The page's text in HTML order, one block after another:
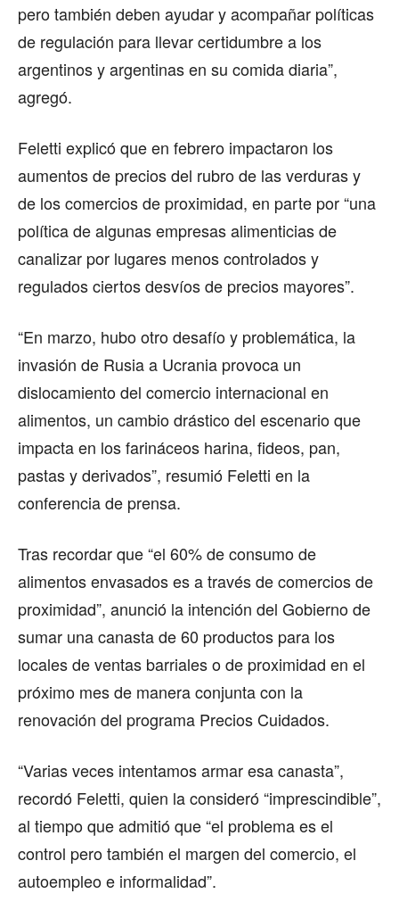
pero también deben ayudar y acompañar políticas
de regulación para llevar certidumbre a los
argentinos y argentinas en su comida diaria”,
agregó.
Feletti explicó que en febrero impactaron los
aumentos de precios del rubro de las verduras y
de los comercios de proximidad, en parte por “una
política de algunas empresas alimenticias de
canalizar por lugares menos controlados y
regulados ciertos desvíos de precios mayores”.
“En marzo, hubo otro desafío y problemática, la
invasión de Rusia a Ucrania provoca un
dislocamiento del comercio internacional en
alimentos, un cambio drástico del escenario que
impacta en los farináceos harina, fideos, pan,
pastas y derivados”, resumió Feletti en la
conferencia de prensa.
Tras recordar que “el 60% de consumo de
alimentos envasados es a través de comercios de
proximidad”, anunció la intención del Gobierno de
sumar una canasta de 60 productos para los
locales de ventas barriales o de proximidad en el
próximo mes de manera conjunta con la
renovación del programa Precios Cuidados.
“Varias veces intentamos armar esa canasta”,
recordó Feletti, quien la consideró “imprescindible”,
al tiempo que admitió que “el problema es el
control pero también el margen del comercio, el
autoempleo e informalidad”.